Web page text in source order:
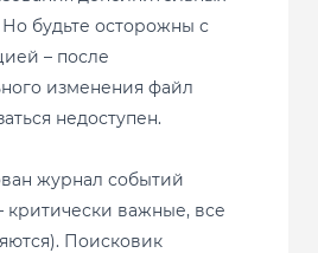
будьте осторожны с
– после
изменения файл
недоступен.
журнал событий
критически важные, все
Поисковик